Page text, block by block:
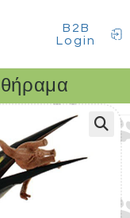
B2B
Login
θήραμα